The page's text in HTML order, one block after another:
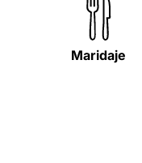
Maridaje